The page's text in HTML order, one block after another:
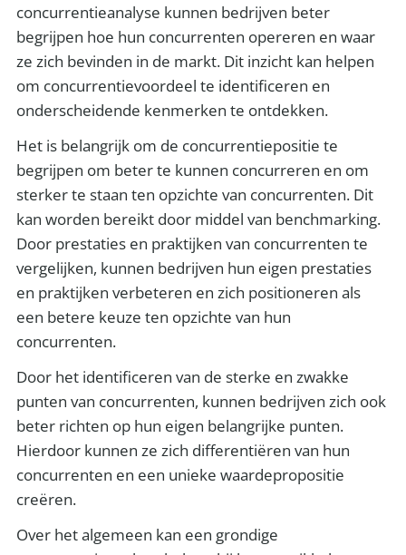
concurrentieanalyse kunnen bedrijven beter
begrijpen hoe hun concurrenten opereren en waar
ze zich bevinden in de markt. Dit inzicht kan helpen
om concurrentievoordeel te identificeren en
onderscheidende kenmerken te ontdekken.
Het is belangrijk om de concurrentiepositie te
begrijpen om beter te kunnen concurreren en om
sterker te staan ten opzichte van concurrenten. Dit
kan worden bereikt door middel van benchmarking.
Door prestaties en praktijken van concurrenten te
vergelijken, kunnen bedrijven hun eigen prestaties
en praktijken verbeteren en zich positioneren als
een betere keuze ten opzichte van hun
concurrenten.
Door het identificeren van de sterke en zwakke
punten van concurrenten, kunnen bedrijven zich ook
beter richten op hun eigen belangrijke punten.
Hierdoor kunnen ze zich differentiëren van hun
concurrenten en een unieke waardepropositie
creëren.
Over het algemeen kan een grondige